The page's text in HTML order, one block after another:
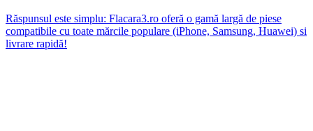
Răspunsul este simplu: Flacara3.ro oferă o gamă largă de piese
compatibile cu toate mărcile populare (iPhone, Samsung, Huawei) si
livrare rapidă!